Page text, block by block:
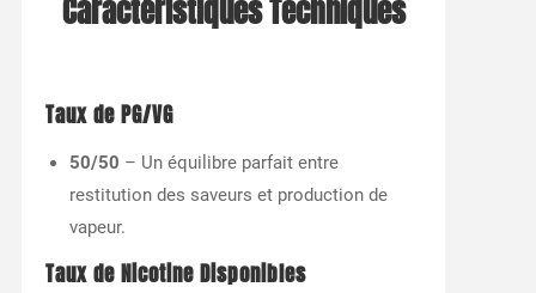
Caractéristiques Techniques
Taux de PG/VG
50/50 – Un équilibre parfait entre
restitution des saveurs et production de
vapeur.
Taux de Nicotine Disponibles